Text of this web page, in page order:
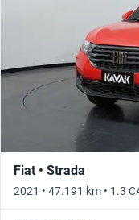
Fiat • Strada
2021 • 47.191 km • 1.3